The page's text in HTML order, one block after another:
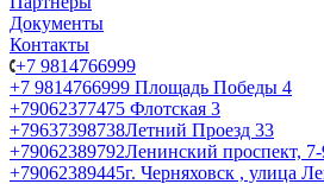
Документы
Контакты
+7 9814766999
+7 9814766999 Площадь Победы 4
+79062377475 Флотская 3
+79637398738Летний Проезд 33
+79062389792Ленинский проспект,
+79062389445г. Черняховск , улица